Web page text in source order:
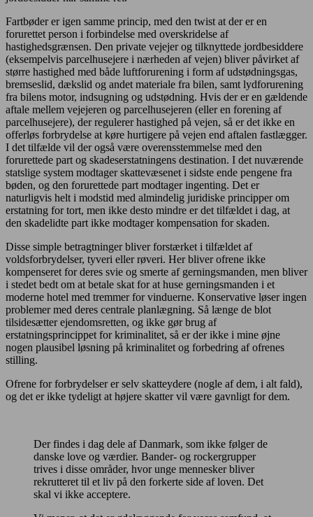
Fartbøder er igen samme princip, med den twist at der er en
forurettet person i forbindelse med overskridelse af
hastighedsgrænsen. Den private vejejer og tilknyttede jordbesiddere
(eksempelvis parcelhusejere i nærheden af vejen) bliver påvirket af
større hastighed med både luftforurening i form af udstødningsgas,
bremseslid, dækslid og andet materiale fra bilen, samt lydforurening
fra bilens motor, indsugning og udstødning. Hvis der er en gældende
aftale mellem vejejeren og parcelhusejeren (eller en forening af
parcelhusejere), der regulerer hastighed på vejen, så er det ikke en
offerløs forbrydelse at køre hurtigere på vejen end aftalen fastlægger.
I det tilfælde vil der også være overensstemmelse med den
forurettede part og skadeserstatningens destination. I det nuværende
statslige system modtager skattevæsenet i sidste ende pengene fra
bøden, og den forurettede part modtager ingenting. Det er
naturligvis helt i modstid med almindelig juridiske principper om
erstatning for tort, men ikke desto mindre er det tilfældet i dag, at
den skadelidte part ikke modtager kompensation for skaden.
Disse simple betragtninger bliver forstærket i tilfældet af
voldsforbrydelser, tyveri eller røveri. Her bliver ofrene ikke
kompenseret for deres svie og smerte af gerningsmanden, men bliver
i stedet bedt om at betale skat for at huse gerningsmanden i et
moderne hotel med tremmer for vinduerne. Konservative løser ingen
problemer med deres centrale planlægning. Så længe de blot
tilsidesætter ejendomsretten, og ikke gør brug af
erstatningsprincippet for kriminalitet, så er der ikke i mine øjne
nogen plausibel løsning på kriminalitet og forbedring af ofrenes
stilling.
Ofrene for forbrydelser er selv skatteydere (nogle af dem, i alt fald),
og det er ikke tydeligt at højere skatter vil være gavnligt for dem.
Der findes i dag dele af Danmark, som ikke følger de
danske love og værdier. Bander- og rockergrupper
trives i disse områder, hvor unge mennesker bliver
rekrutteret til et liv på den forkerte side af loven. Det
skal vi ikke acceptere.